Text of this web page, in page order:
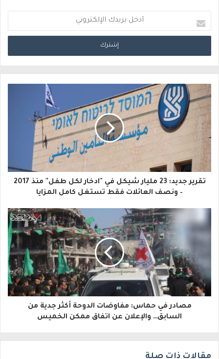
د
خ
ر
ي
د
ك
ا
إ
ت
ر
تقرير جديد: 23 مليار شيكل في "ادخار لكل طفل" منذ 2017
– ونصف العائلات فقط تستغل كامل المزايا
مصادر في حماس: مفاوضات الدوحة أكثر جدية من
السابق… والإعلان عن اتفاق ممكن الخميس
مقالات ذات صلة